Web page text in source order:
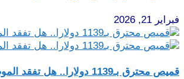
فبراير 21, 2026
قميص محترق بـ1139 دولارا.. هل تفقد الموضة عقلها؟